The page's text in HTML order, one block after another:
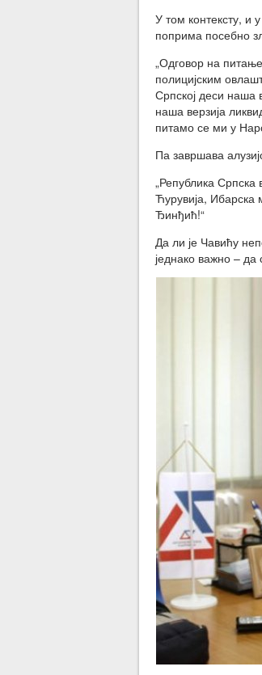
У том контексту, и
поприма посебно
„Одговор на
полицијским
Српској деси наша
наша верзија
питамо се ми у
Па завршава
„Република Српска
Ћурувија, Ибарска
Ђинђић!“
Да ли је Чавићу
једнако важно – да